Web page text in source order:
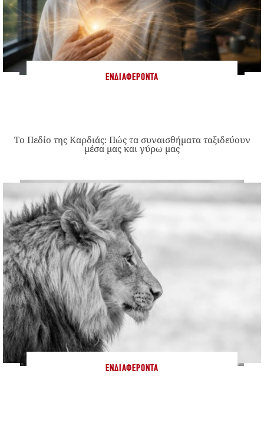
ΕΝΔΙΑΦΈΡΟΝΤΑ
Το Πεδίο της Καρδιάς: Πώς τα συναισθήματα ταξιδεύουν
μέσα μας και γύρω μας
ΕΝΔΙΑΦΈΡΟΝΤΑ